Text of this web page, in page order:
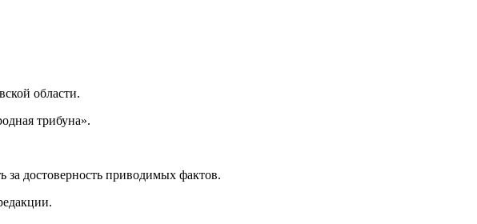
области.
трибуна».
достоверность приводимых фактов.